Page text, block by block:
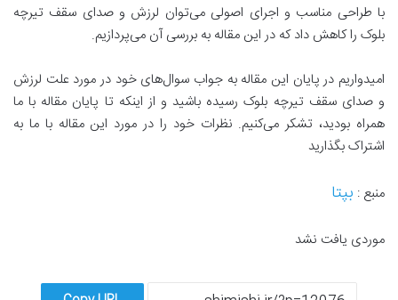
با طراحی مناسب و اجرای اصولی می‌توان لرزش و صدای سقف تیرچه
بلوک را کاهش داد که در این مقاله به بررسی آن می‌پردازیم.
امیدواریم در پایان این مقاله به جواب سوال‌های خود در مورد علت لرزش
و صدای سقف تیرچه بلوک رسیده باشید و از اینکه تا پایان مقاله با ما
همراه بودید، تشکر می‌کنیم. نظرات خود را در مورد این مقاله با ما به
اشتراک بگذارید
منبع : بپتا
موردی یافت نشد